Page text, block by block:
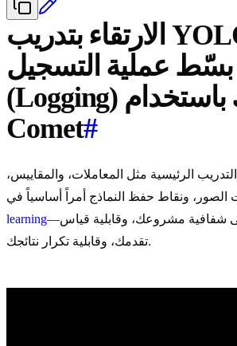
الارتقاء بتدريب YOLO26:
بسّط عملية التسجيل
(Logging) الخاصة بك باستخدام
Comet#
الرئيسية مثل المعاملات، والمقاييس،
learning—فهو يحافظ على شفافية مشروعك، وقابلية قياس
تقدمك، وقابلية تكرار نتائجك.